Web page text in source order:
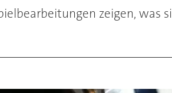
zeigen, was